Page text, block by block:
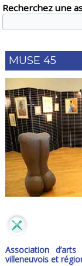
Recherchez une
MUSE 45
Association
villeneuvois et